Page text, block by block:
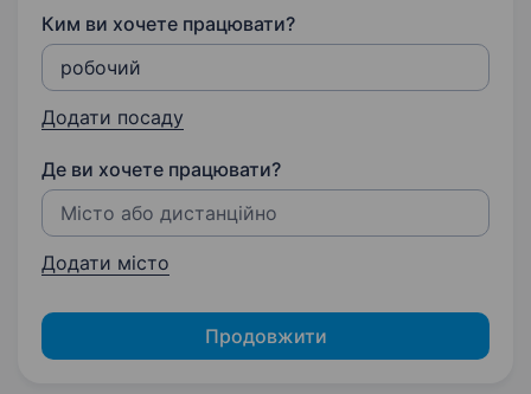
Ким ви хочете працювати?
Додати посаду
Де ви хочете працювати?
Додати місто
Продовжити